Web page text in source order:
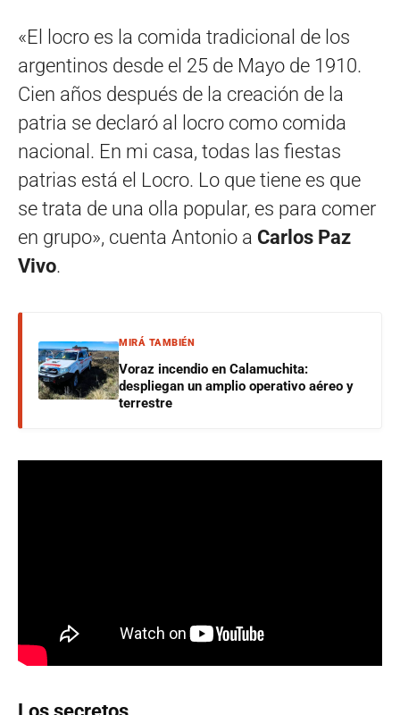
«El locro es la comida tradicional de los
argentinos desde el 25 de Mayo de 1910.
Cien años después de la creación de la
patria se declaró al locro como comida
nacional. En mi casa, todas las fiestas
patrias está el Locro. Lo que tiene es que
se trata de una olla popular, es para comer
en grupo», cuenta Antonio a Carlos Paz
Vivo.
MIRÁ TAMBIÉN
Voraz incendio en Calamuchita:
despliegan un amplio operativo aéreo y
terrestre